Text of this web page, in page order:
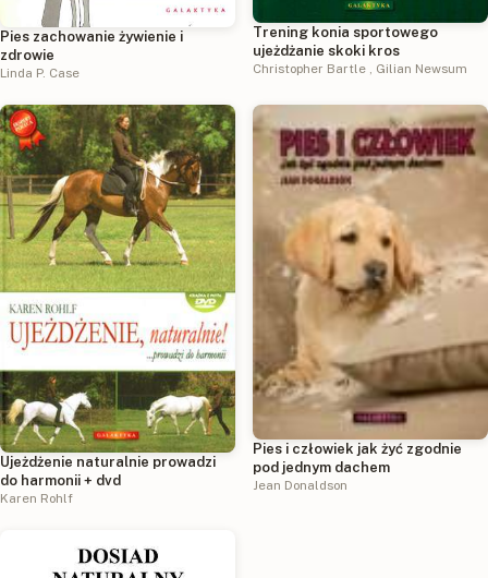
Pies zachowanie żywienie i
zdrowie
Linda P. Case
Trening konia sportowego
ujeżdżanie skoki kros
Christopher Bartle , Gilian Newsum
Ujeżdżenie naturalnie prowadzi
do harmonii + dvd
Karen Rohlf
Pies i człowiek jak żyć zgodnie
pod jednym dachem
Jean Donaldson